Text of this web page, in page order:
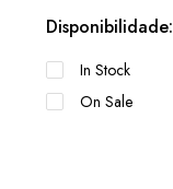
Disponibilidade:
In Stock
On Sale